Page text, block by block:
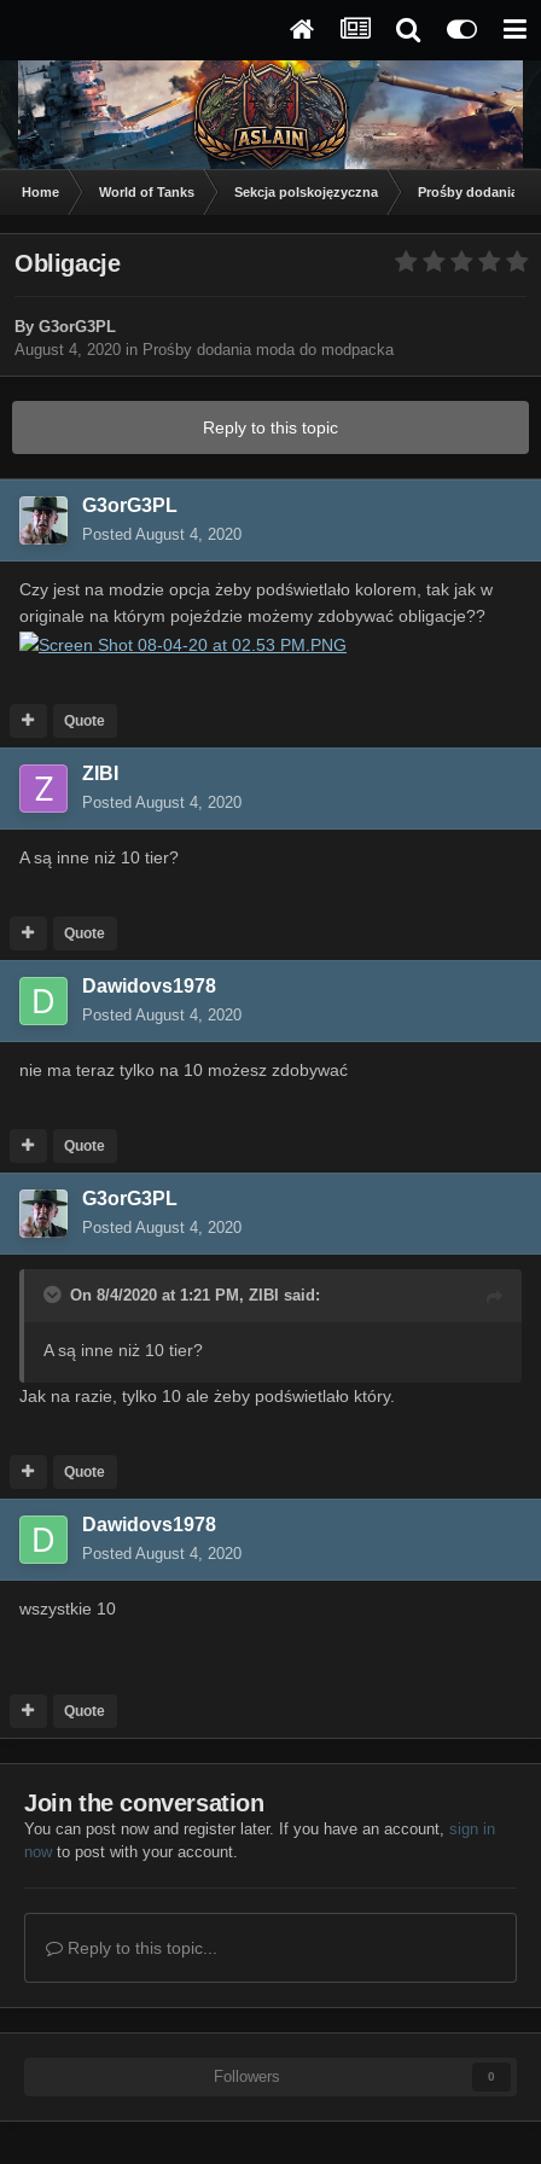
Home World of Tanks Sekcja polskojęzyczna Prośby dodania
Obligacje
By G3orG3PL
August 4, 2020 in Prośby dodania moda do modpacka
Reply to this topic
G3orG3PL
Posted August 4, 2020
Czy jest na modzie opcja żeby podświetlało kolorem, tak jak w
originale na którym pojeździe możemy zdobywać obligacje??
Quote
ZIBI
Posted August 4, 2020
A są inne niż 10 tier?
Quote
Dawidovs1978
Posted August 4, 2020
nie ma teraz tylko na 10 możesz zdobywać
Quote
G3orG3PL
Posted August 4, 2020
On 8/4/2020 at 1:21 PM, ZIBI said:
A są inne niż 10 tier?
Jak na razie, tylko 10 ale żeby podświetlało który.
Quote
Dawidovs1978
Posted August 4, 2020
wszystkie 10
Quote
Join the conversation
You can post now and register later. If you have an account, sign in
nowto post with your account.
Reply to this topic...
Followers 0